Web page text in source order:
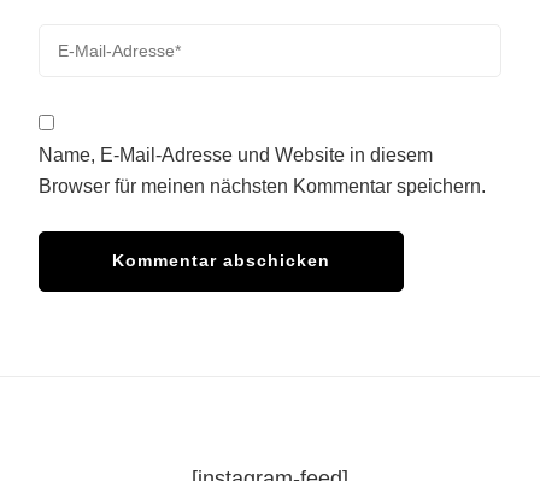
Name, E-Mail-Adresse und Website in diesem
Browser für meinen nächsten Kommentar speichern.